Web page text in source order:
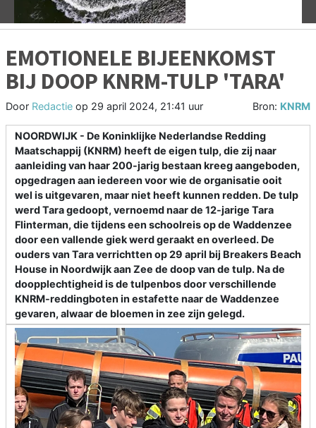
EMOTIONELE BIJEENKOMST
BIJ DOOP KNRM-TULP 'TARA'
Door Redactie op 29 april 2024, 21:41 uur Bron: KNRM
NOORDWIJK - De Koninklijke Nederlandse Redding
Maatschappij (KNRM) heeft de eigen tulp, die zij naar
aanleiding van haar 200-jarig bestaan kreeg aangeboden,
opgedragen aan iedereen voor wie de organisatie ooit
wel is uitgevaren, maar niet heeft kunnen redden. De tulp
werd Tara gedoopt, vernoemd naar de 12-jarige Tara
Flinterman, die tijdens een schoolreis op de Waddenzee
door een vallende giek werd geraakt en overleed. De
ouders van Tara verrichtten op 29 april bij Breakers Beach
House in Noordwijk aan Zee de doop van de tulp. Na de
doopplechtigheid is de tulpenbos door verschillende
KNRM-reddingboten in estafette naar de Waddenzee
gevaren, alwaar de bloemen in zee zijn gelegd.